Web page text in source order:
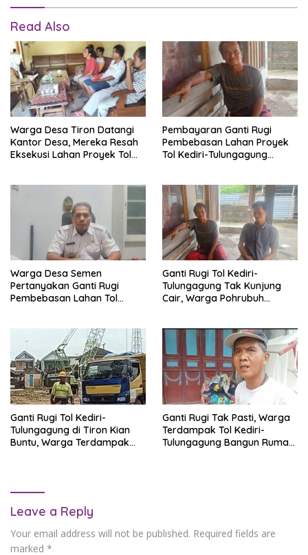
Read Also
Warga Desa Tiron Datangi
Kantor Desa, Mereka Resah
Eksekusi Lahan Proyek Tol
Pembayaran Ganti Rugi
Pembebasan Lahan Proyek
Tol Kediri-Tulungagung
Semen Tuntut ada Kenaikan
Warga Desa Semen
Pertanyakan Ganti Rugi
Pembebasan Lahan Tol
Ganti Rugi Tol Kediri-
Tulungagung Tak Kunjung
Cair, Warga Pohrubuh
Ganti Rugi Tol Kediri-
Tulungagung di Tiron Kian
Buntu, Warga Terdampak
Ganti Rugi Tak Pasti, Warga
Terdampak Tol Kediri-
Tulungagung Bangun Rumah
Leave a Reply
Your email address will not be published. Required fields are
marked *